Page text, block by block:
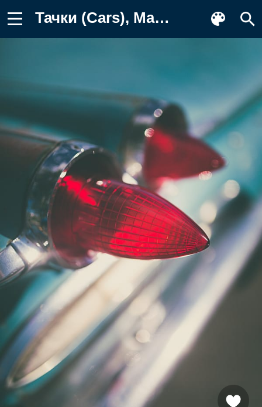
Тачки (Cars), Машина, Фара, Ретро Заставка на телефон